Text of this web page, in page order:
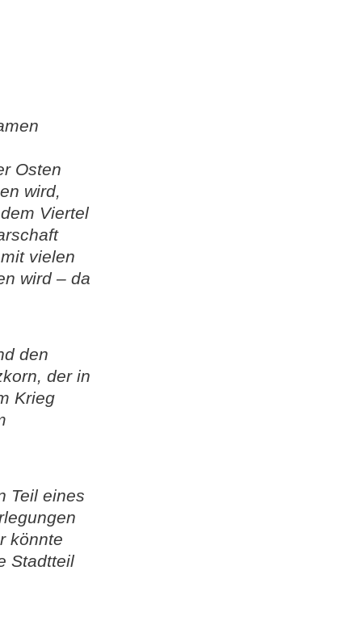
Osten
wird,
Viertel
vielen
wird – da
den
der in
Krieg
Teil eines
könnte
Stadtteil